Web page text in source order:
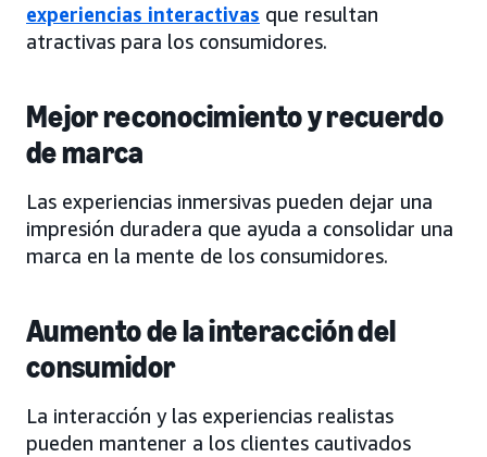
experiencias interactivas que resultan
atractivas para los consumidores.
Mejor reconocimiento y recuerdo
de marca
Las experiencias inmersivas pueden dejar una
impresión duradera que ayuda a consolidar una
marca en la mente de los consumidores.
Aumento de la interacción del
consumidor
La interacción y las experiencias realistas
pueden mantener a los clientes cautivados